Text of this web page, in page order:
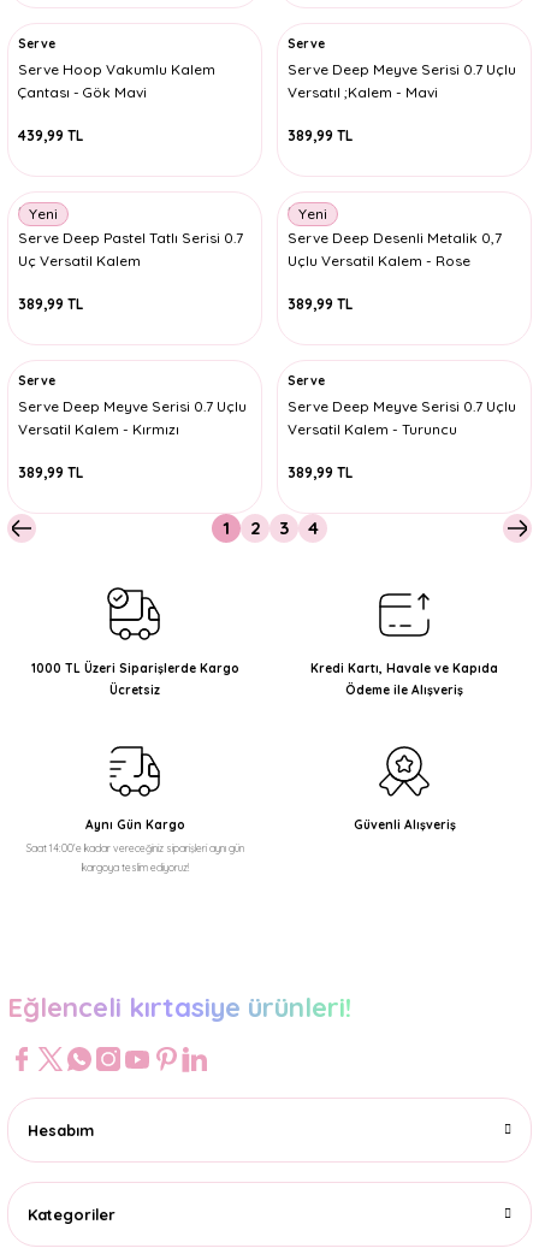
Serve
Serve Hoop Vakumlu Kalem
Çantası - Gök Mavi
439,99 TL
Serve
Serve Deep Meyve Serisi 0.7 Uçlu
Versatıl ;Kalem - Mavi
389,99 TL
Yeni
Serve
Serve Deep Pastel Tatlı Serisi 0.7
Uç Versatil Kalem
389,99 TL
Yeni
Serve
Serve Deep Desenli Metalik 0,7
Uçlu Versatil Kalem - Rose
389,99 TL
Serve
Serve Deep Meyve Serisi 0.7 Uçlu
Versatil Kalem - Kırmızı
389,99 TL
Serve
Serve Deep Meyve Serisi 0.7 Uçlu
Versatil Kalem - Turuncu
389,99 TL
1 2 3 4
1000 TL Üzeri Siparişlerde Kargo
Ücretsiz
Kredi Kartı, Havale ve Kapıda
Ödeme ile Alışveriş
Aynı Gün Kargo
Saat 14:00'e kadar vereceğiniz siparişleri aynı gün
kargoya teslim ediyoruz!
Güvenli Alışveriş
Eğlenceli kırtasiye ürünleri!
Hesabım
Kategoriler